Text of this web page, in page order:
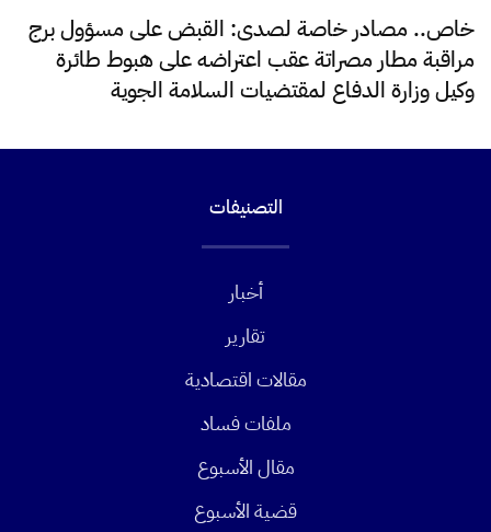
خاص.. مصادر خاصة لصدى: القبض على مسؤول برج
مراقبة مطار مصراتة عقب اعتراضه على هبوط طائرة
وكيل وزارة الدفاع لمقتضيات السلامة الجوية
التصنيفات
أخبار
تقارير
مقالات اقتصادية
ملفات فساد
مقال الأسبوع
قضية الأسبوع